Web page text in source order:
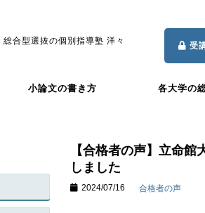
総合型選抜の個別指導塾 洋々 受
小論文の書き方 各大学の
【合格者の声】立命
しました
2024/07/16 合格者の声